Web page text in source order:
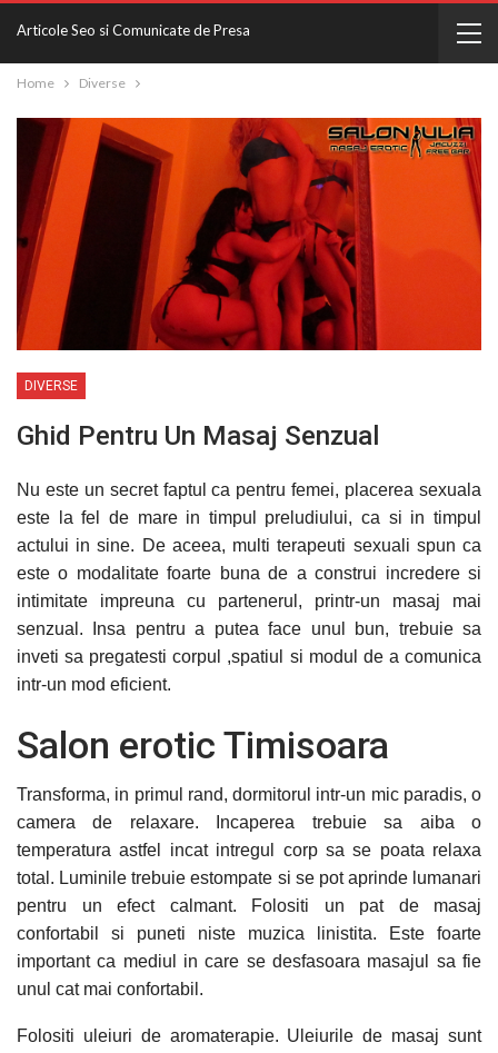
Articole Seo si Comunicate de Presa
Home Diverse
DIVERSE
Ghid Pentru Un Masaj Senzual
Nu este un secret faptul ca pentru femei, placerea sexuala
este la fel de mare in timpul preludiului, ca si in timpul
actului in sine. De aceea, multi terapeuti sexuali spun ca
este o modalitate foarte buna de a construi incredere si
intimitate impreuna cu partenerul, printr-un masaj mai
senzual. Insa pentru a putea face unul bun, trebuie sa
inveti sa pregatesti corpul ,spatiul si modul de a comunica
intr-un mod eficient.
Salon erotic Timisoara
Transforma, in primul rand, dormitorul intr-un mic paradis, o
camera de relaxare. Incaperea trebuie sa aiba o
temperatura astfel incat intregul corp sa se poata relaxa
total. Luminile trebuie estompate si se pot aprinde lumanari
pentru un efect calmant. Folositi un pat de masaj
confortabil si puneti niste muzica linistita. Este foarte
important ca mediul in care se desfasoara masajul sa fie
unul cat mai confortabil.
Folositi uleiuri de aromaterapie. Uleiurile de masaj sunt